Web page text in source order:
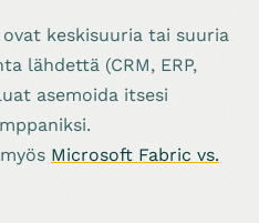
ovat keskisuuria tai suuria
lähdettä (CRM, ERP,
asemoida itsesi
Microsoft Fabric vs.